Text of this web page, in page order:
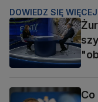
DOWIEDZ SIĘ